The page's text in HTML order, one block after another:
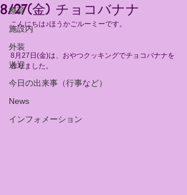
療育
施設内
外装
送迎
今日の出来事（行事など）
News
インフォメーション
8/27(金) チョコバナナ
こんにちは♪ほうかごルーミーです。
8月27日(金)は、おやつクッキングでチョコバナナを
作りました。